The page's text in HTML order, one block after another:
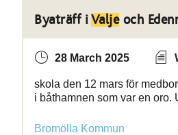
Byaträff i Valjeoch
28 March 2025
skola den 12 mars för
i båthamnen som var en oro.
Bromölla Kommun